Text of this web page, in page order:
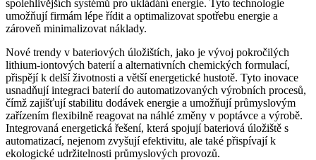
spolehlivějších systémů pro ukládání energie. Tyto technologie
umožňují firmám lépe řídit a optimalizovat spotřebu energie a
zároveň minimalizovat náklady.
Nové trendy v bateriových úložištích, jako je vývoj pokročilých
lithium-iontových baterií a alternativních chemických formulací,
přispějí k delší životnosti a větší energetické hustotě. Tyto inovace
usnadňují integraci baterií do automatizovaných výrobních procesů,
čímž zajišťují stabilitu dodávek energie a umožňují průmyslovým
zařízením flexibilně reagovat na náhlé změny v poptávce a výrobě.
Integrovaná energetická řešení, která spojují bateriová úložiště s
automatizací, nejenom zvyšují efektivitu, ale také přispívají k
ekologické udržitelnosti průmyslových provozů.